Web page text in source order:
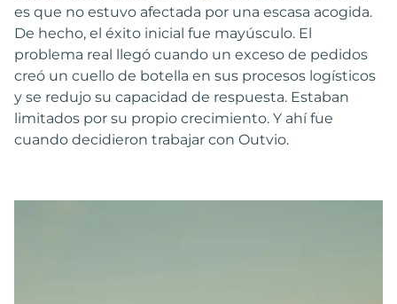
es que no estuvo afectada por una escasa acogida.
De hecho, el éxito inicial fue mayúsculo. El
problema real llegó cuando un exceso de pedidos
creó un cuello de botella en sus procesos logísticos
y se redujo su capacidad de respuesta. Estaban
limitados por su propio crecimiento. Y ahí fue
cuando decidieron trabajar con Outvio.